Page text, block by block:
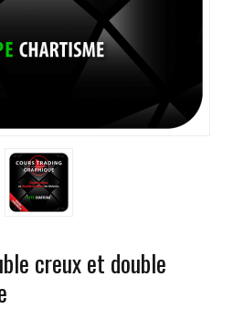
creux et double